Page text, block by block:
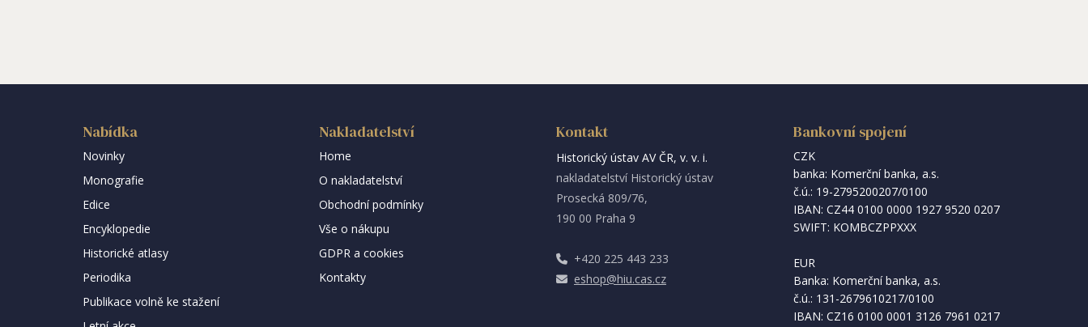
Nabídka
Novinky
Monografie
Edice
Encyklopedie
Historické atlasy
Periodika
Publikace volně ke stažení
Nakladatelství
Home
O nakladatelství
Obchodní podmínky
Vše o nákupu
GDPR a cookies
Kontakty
Kontakt
Historický ústav AV ČR, v. v. i.
nakladatelství Historický ústav
Prosecká 809/76,
190 00 Praha 9
+420 225 443 233
eshop@hiu.cas.cz
Bankovní spojení
CZK
banka: Komerční banka, a.s.
č.ú.: 19-2795200207/0100
IBAN: CZ44 0100 0000 1927 9520 0207
SWIFT: KOMBCZPPXXX
EUR
Banka: Komerční banka, a.s.
č.ú.: 131-2679610217/0100
IBAN: CZ16 0100 0001 3126 7961 0217